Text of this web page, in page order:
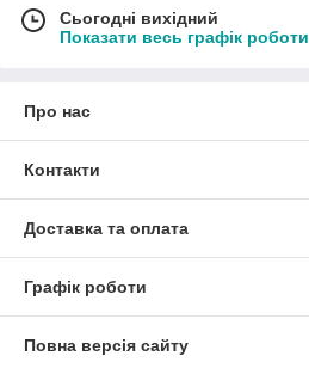
Сьогодні вихідний
Показати весь графік роботи
Про нас
Контакти
Доставка та оплата
Графік роботи
Повна версія сайту